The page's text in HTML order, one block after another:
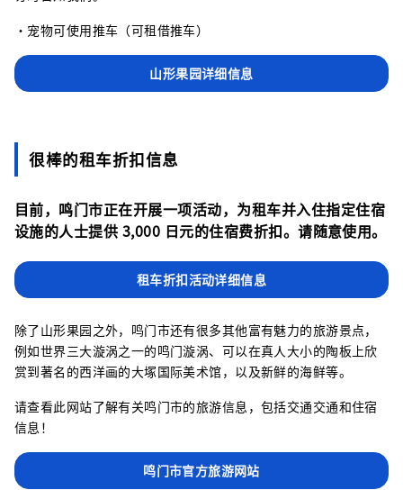
・宠物可使用推车（可租借推车）
山形果园详细信息
很棒的租车折扣信息
目前，鸣门市正在开展一项活动，为租车并入住指定住宿
设施的人士提供 3,000 日元的住宿费折扣。请随意使用。
租车折扣活动详细信息
除了山形果园之外，鸣门市还有很多其他富有魅力的旅游景点，
例如世界三大漩涡之一的鸣门漩涡、可以在真人大小的陶板上欣
赏到著名的西洋画的大塚国际美术馆，以及新鲜的海鲜等。
请查看此网站了解有关鸣门市的旅游信息，包括交通交通和住宿
信息！
鸣门市官方旅游网站